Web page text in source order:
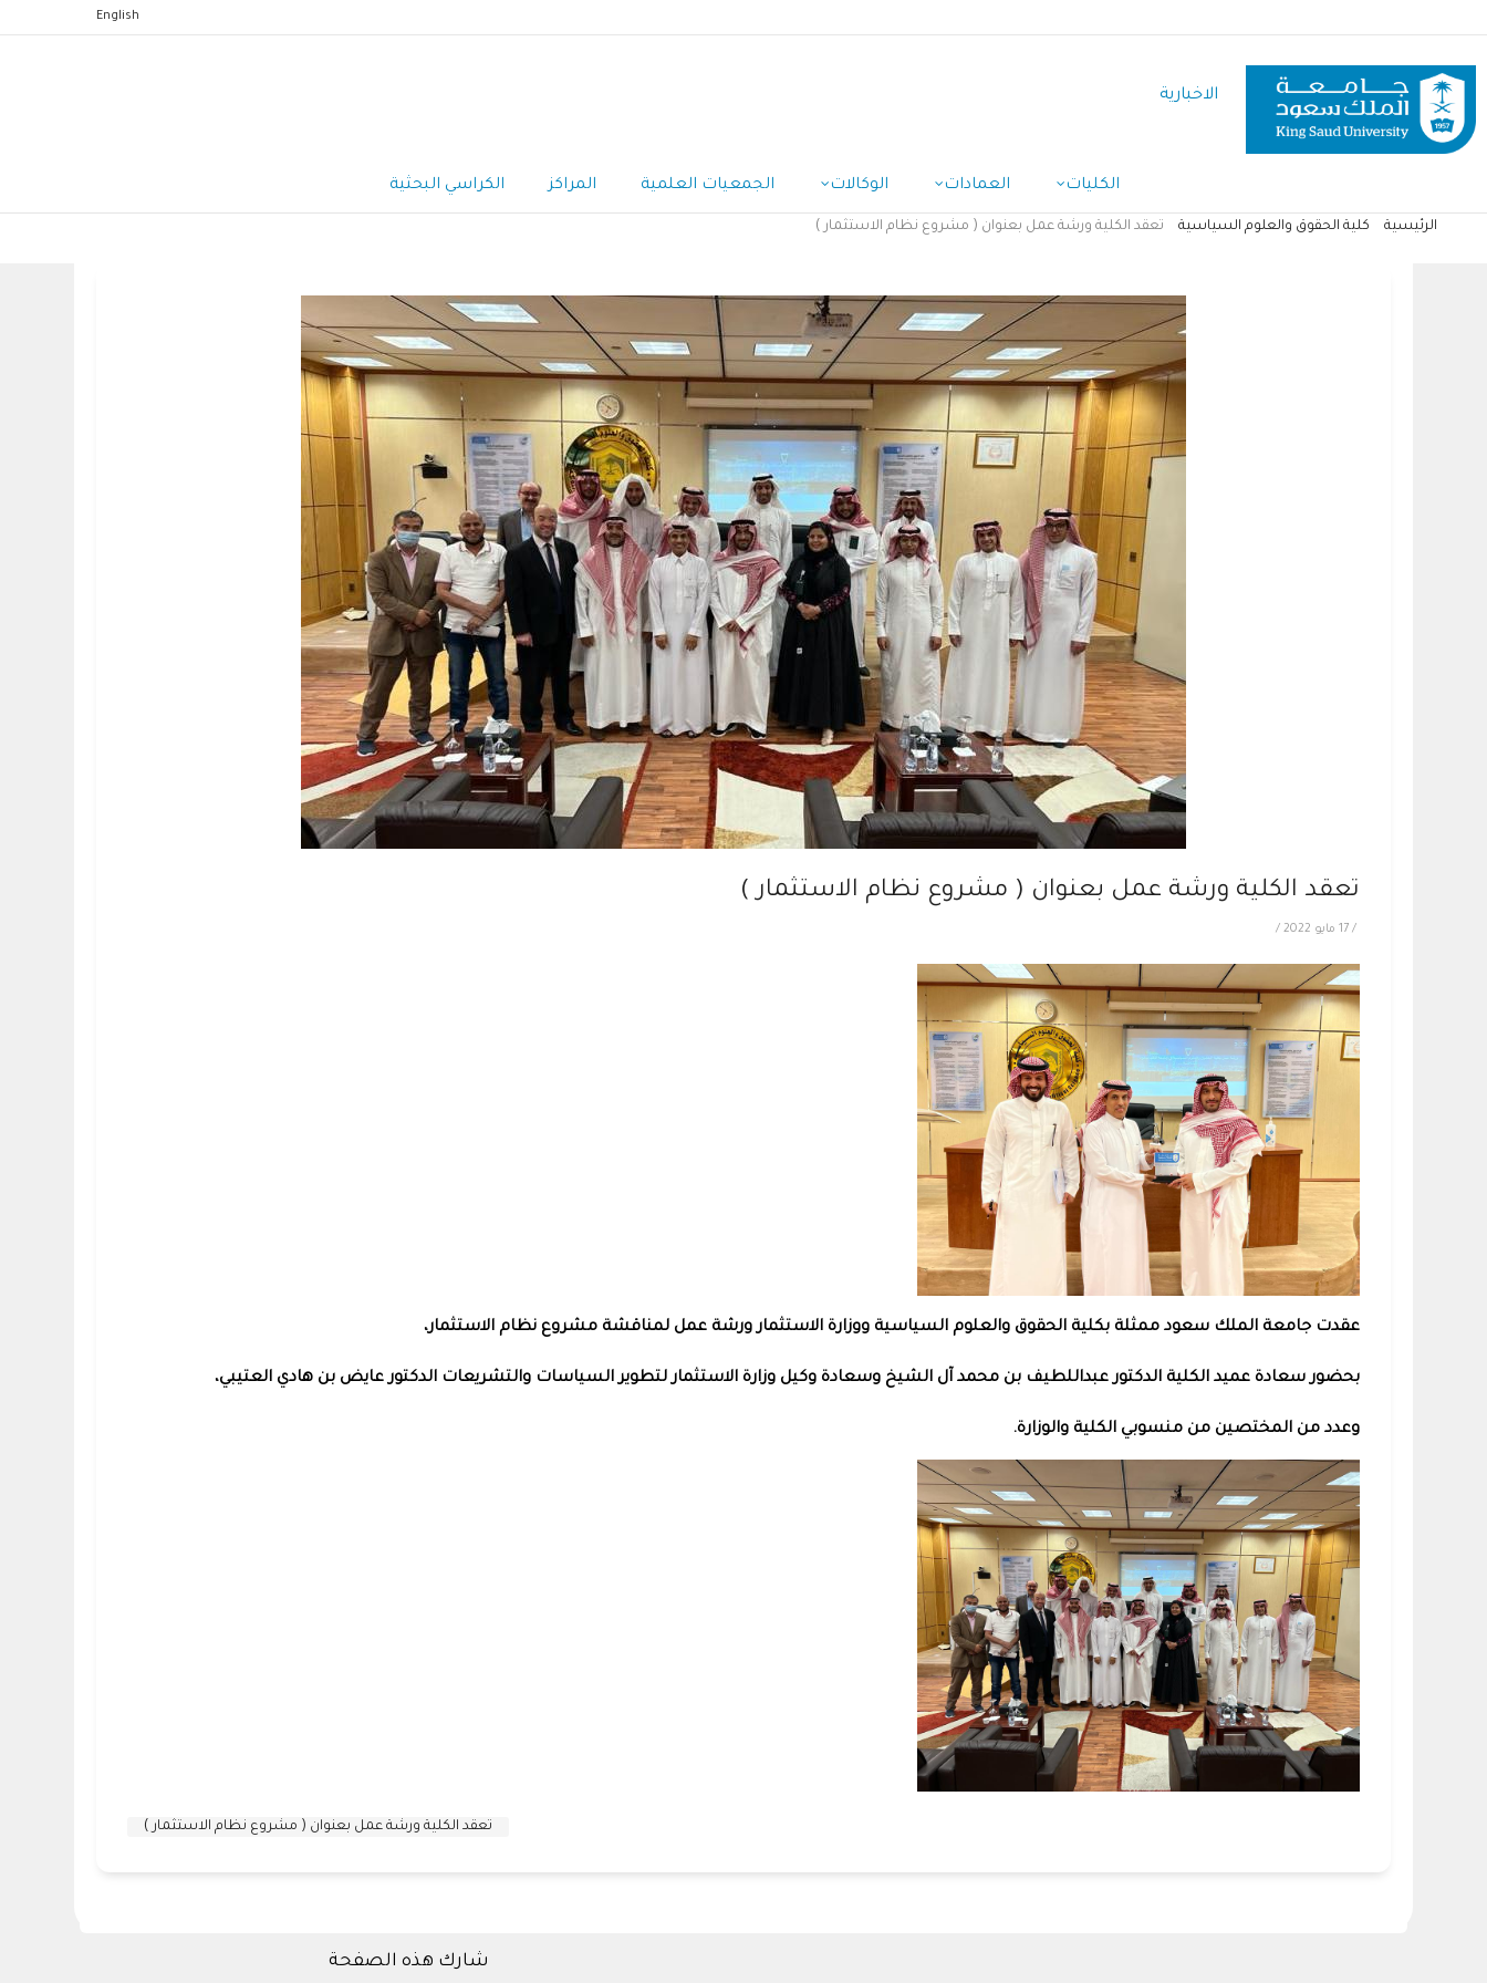
المحتوى
الرئيسي
English
الاخبارية
الكليات العمادات الوكالات الجمعيات العلمية المراكز الكراسي البحثية
الرئيسية كلية الحقوق والعلوم السياسية تعقد الكلية ورشة عمل بعنوان ( مشروع نظام الاستثمار )
تعقد الكلية ورشة عمل بعنوان ( مشروع نظام الاستثمار )
/ 17 مايو 2022 /
عقدت جامعة الملك سعود ممثلة بكلية الحقوق والعلوم السياسية ووزارة الاستثمار ورشة عمل لمناقشة مشروع نظام الاستثمار،
بحضور سعادة عميد الكلية الدكتور عبداللطيف بن محمد آل الشيخ وسعادة وكيل وزارة الاستثمار لتطوير السياسات والتشريعات الدكتور عايض بن هادي العتيبي،
وعدد من المختصين من منسوبي الكلية والوزارة.
تعقد الكلية ورشة عمل بعنوان ( مشروع نظام الاستثمار )
شارك هذه الصفحة